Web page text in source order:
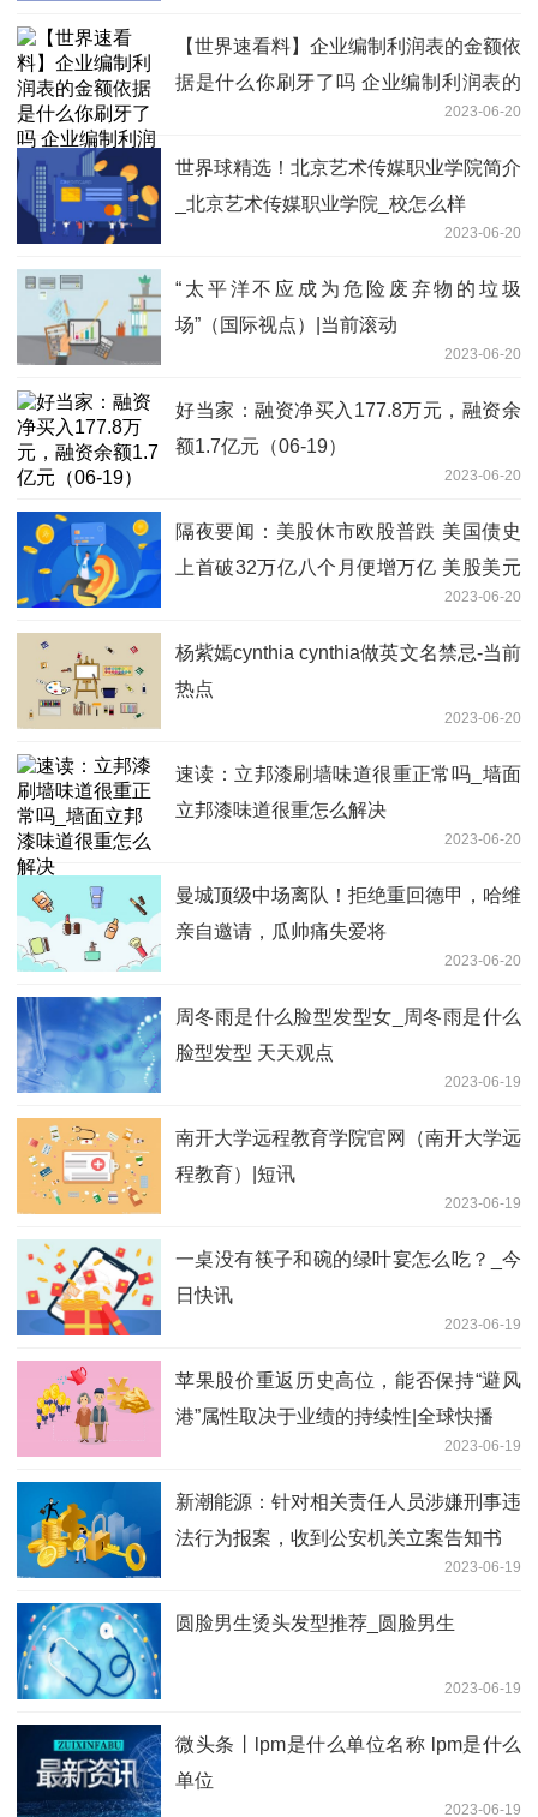
【世界速看料】企业编制利润表的金额依
据是什么你刷牙了吗 企业编制利润表的
2023-06-20
世界球精选！北京艺术传媒职业学院简介
_北京艺术传媒职业学院_校怎么样
2023-06-20
“太平洋不应成为危险废弃物的垃圾
场”（国际视点）|当前滚动
2023-06-20
好当家：融资净买入177.8万元，融资余
额1.7亿元（06-19）
2023-06-20
隔夜要闻：美股休市欧股普跌 美国债史
上首破32万亿八个月便增万亿 美股美元
重回加息前水平联储加息白加了？ 环球
新消息
2023-06-20
杨紫嫣cynthia cynthia做英文名禁忌-当前
热点
2023-06-20
速读：立邦漆刷墙味道很重正常吗_墙面
立邦漆味道很重怎么解决
2023-06-20
曼城顶级中场离队！拒绝重回德甲，哈维
亲自邀请，瓜帅痛失爱将
2023-06-20
周冬雨是什么脸型发型女_周冬雨是什么
脸型发型 天天观点
2023-06-19
南开大学远程教育学院官网（南开大学远
程教育）|短讯
2023-06-19
一桌没有筷子和碗的绿叶宴怎么吃？_今
日快讯
2023-06-19
苹果股价重返历史高位，能否保持“避风
港”属性取决于业绩的持续性|全球快播
2023-06-19
新潮能源：针对相关责任人员涉嫌刑事违
法行为报案，收到公安机关立案告知书
2023-06-19
圆脸男生烫头发型推荐_圆脸男生
2023-06-19
微头条丨lpm是什么单位名称 lpm是什么
单位
2023-06-19